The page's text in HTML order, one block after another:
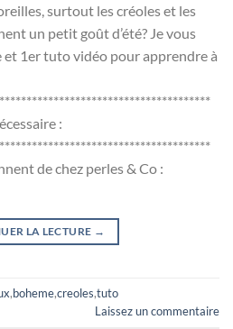
surtout les créoles et les
un petit goût d’été? Je vous
et 1er tuto vidéo pour apprendre à
:
de chez perles & Co :
LA LECTURE →
,boheme,creoles,tuto
Laissez un commentaire